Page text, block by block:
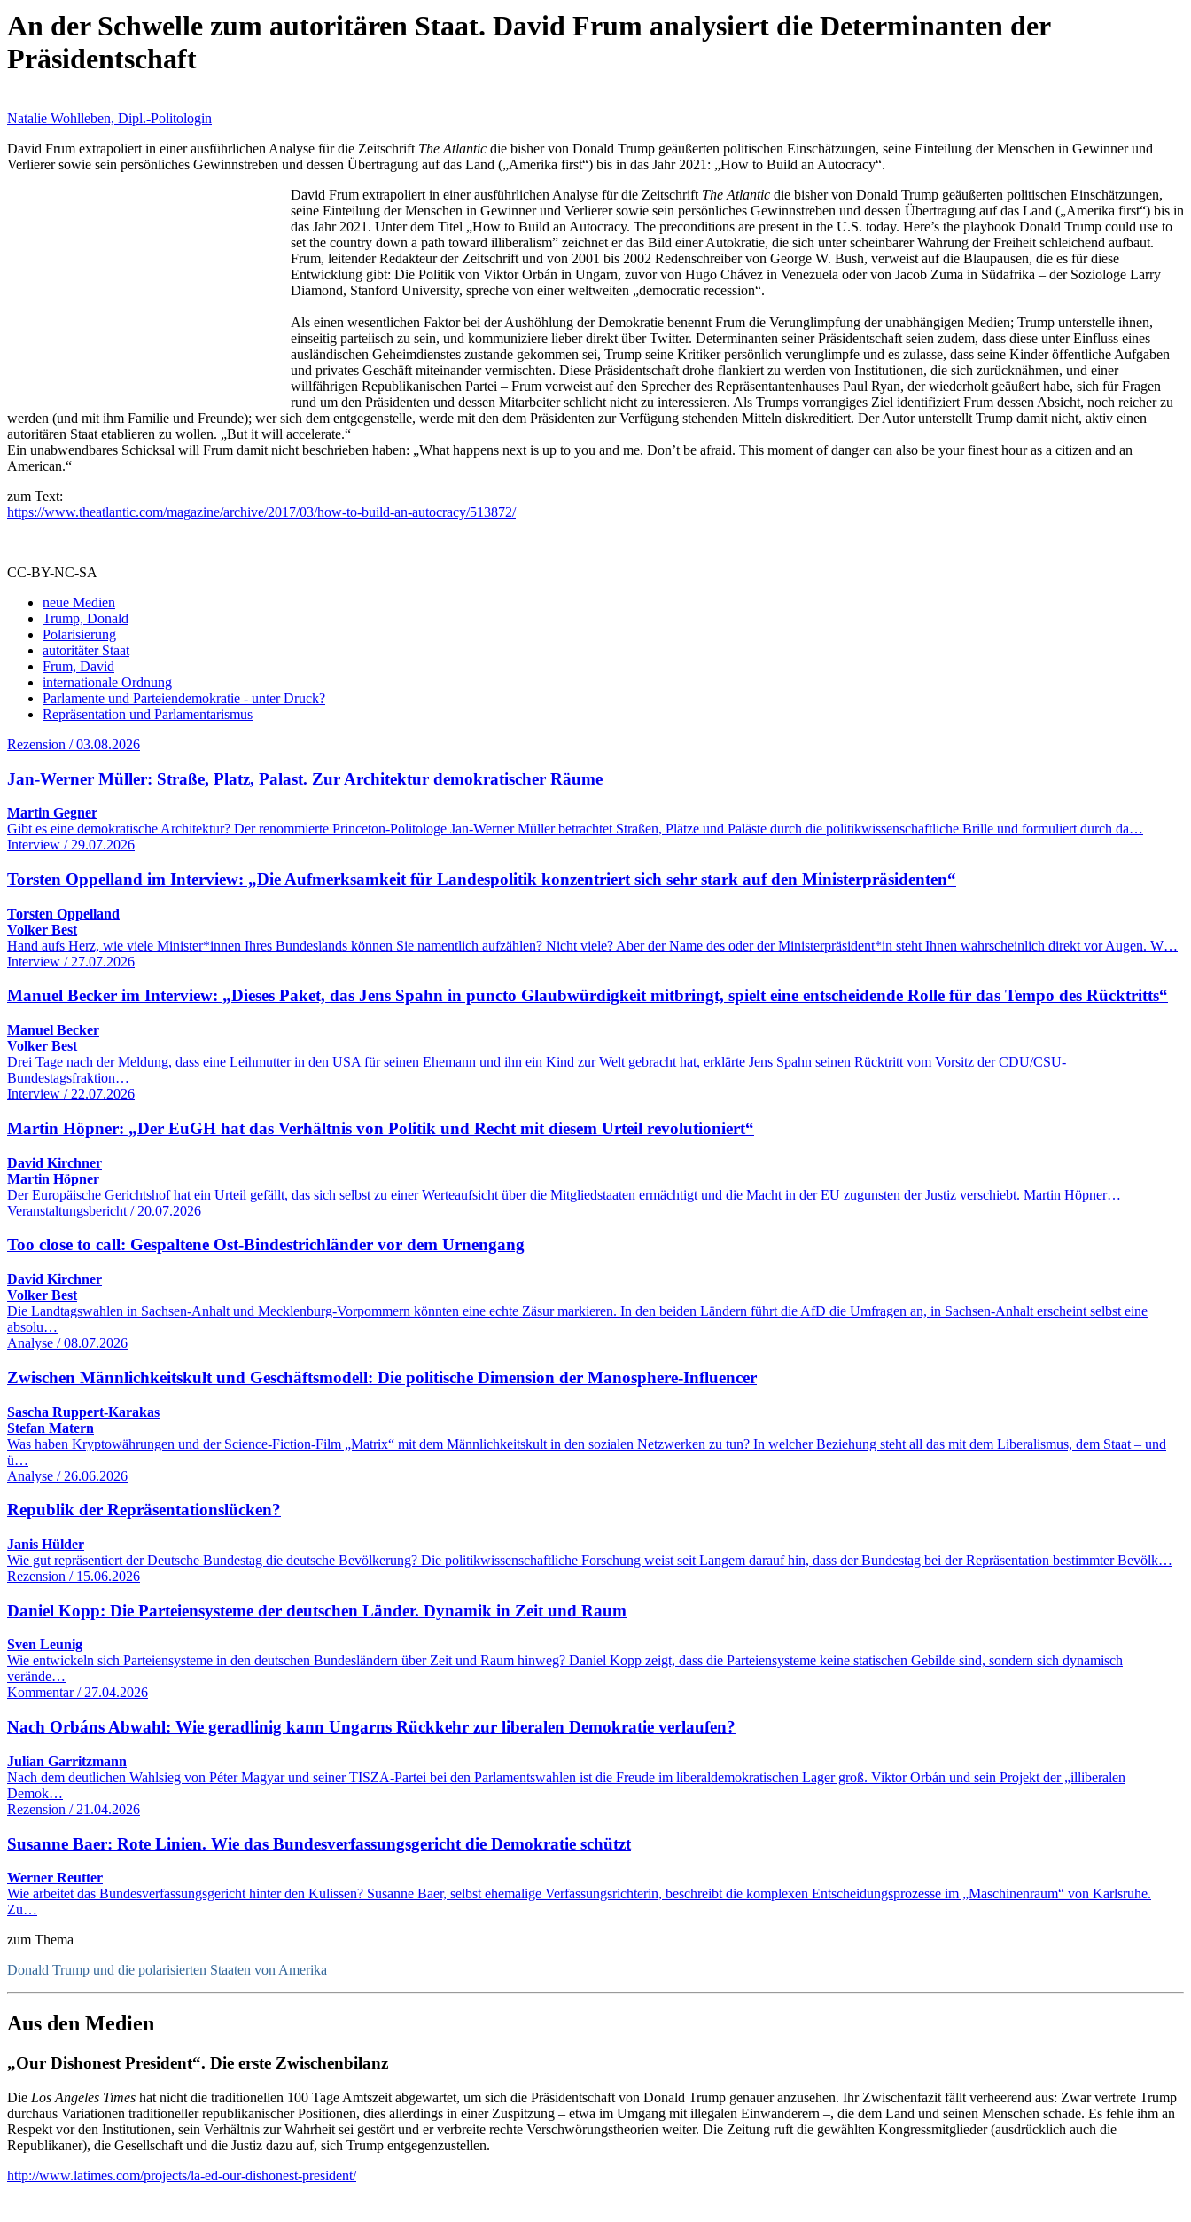
An der Schwelle zum autoritären Staat. David Frum analysiert die Determinanten der
Präsidentschaft
Natalie Wohlleben, Dipl.-Politologin
David Frum extrapoliert in einer ausführlichen Analyse für die Zeitschrift The Atlantic die bisher von Donald Trump geäußerten politischen Einschätzungen, seine Einteilung der Menschen in Gewinner und
Verlierer sowie sein persönliches Gewinnstreben und dessen Übertragung auf das Land („Amerika first“) bis in das Jahr 2021: „How to Build an Autocracy“.
David Frum extrapoliert in einer ausführlichen Analyse für die Zeitschrift The Atlantic die bisher von Donald Trump geäußerten politischen Einschätzungen,
seine Einteilung der Menschen in Gewinner und Verlierer sowie sein persönliches Gewinnstreben und dessen Übertragung auf das Land („Amerika first“) bis in
das Jahr 2021. Unter dem Titel „How to Build an Autocracy. The preconditions are present in the U.S. today. Here’s the playbook Donald Trump could use to
set the country down a path toward illiberalism” zeichnet er das Bild einer Autokratie, die sich unter scheinbarer Wahrung der Freiheit schleichend aufbaut.
Frum, leitender Redakteur der Zeitschrift und von 2001 bis 2002 Redenschreiber von George W. Bush, verweist auf die Blaupausen, die es für diese
Entwicklung gibt: Die Politik von Viktor Orbán in Ungarn, zuvor von Hugo Chávez in Venezuela oder von Jacob Zuma in Südafrika – der Soziologe Larry
Diamond, Stanford University, spreche von einer weltweiten „democratic recession“.
Als einen wesentlichen Faktor bei der Aushöhlung der Demokratie benennt Frum die Verunglimpfung der unabhängigen Medien; Trump unterstelle ihnen,
einseitig parteiisch zu sein, und kommuniziere lieber direkt über Twitter. Determinanten seiner Präsidentschaft seien zudem, dass diese unter Einfluss eines
ausländischen Geheimdienstes zustande gekommen sei, Trump seine Kritiker persönlich verunglimpfe und es zulasse, dass seine Kinder öffentliche Aufgaben
und privates Geschäft miteinander vermischten. Diese Präsidentschaft drohe flankiert zu werden von Institutionen, die sich zurücknähmen, und einer
willfährigen Republikanischen Partei – Frum verweist auf den Sprecher des Repräsentantenhauses Paul Ryan, der wiederholt geäußert habe, sich für Fragen
rund um den Präsidenten und dessen Mitarbeiter schlicht nicht zu interessieren. Als Trumps vorrangiges Ziel identifiziert Frum dessen Absicht, noch reicher zu
werden (und mit ihm Familie und Freunde); wer sich dem entgegenstelle, werde mit den dem Präsidenten zur Verfügung stehenden Mitteln diskreditiert. Der Autor unterstellt Trump damit nicht, aktiv einen
autoritären Staat etablieren zu wollen. „But it will accelerate.“
Ein unabwendbares Schicksal will Frum damit nicht beschrieben haben: „What happens next is up to you and me. Don’t be afraid. This moment of danger can also be your finest hour as a citizen and an
American.“
zum Text:
https://www.theatlantic.com/magazine/archive/2017/03/how-to-build-an-autocracy/513872/
CC-BY-NC-SA
neue Medien
Trump, Donald
Polarisierung
autoritäter Staat
Frum, David
internationale Ordnung
Parlamente und Parteiendemokratie - unter Druck?
Repräsentation und Parlamentarismus
Rezension / 03.08.2026
Jan-Werner Müller: Straße, Platz, Palast. Zur Architektur demokratischer Räume
Martin Gegner
Gibt es eine demokratische Architektur? Der renommierte Princeton-Politologe Jan-Werner Müller betrachtet Straßen, Plätze und Paläste durch die politikwissenschaftliche Brille und formuliert durch da…
Interview / 29.07.2026
Torsten Oppelland im Interview: „Die Aufmerksamkeit für Landespolitik konzentriert sich sehr stark auf den Ministerpräsidenten“
Torsten Oppelland
Volker Best
Hand aufs Herz, wie viele Minister*innen Ihres Bundeslands können Sie namentlich aufzählen? Nicht viele? Aber der Name des oder der Ministerpräsident*in steht Ihnen wahrscheinlich direkt vor Augen. W…
Interview / 27.07.2026
Manuel Becker im Interview: „Dieses Paket, das Jens Spahn in puncto Glaubwürdigkeit mitbringt, spielt eine entscheidende Rolle für das Tempo des Rücktritts“
Manuel Becker
Volker Best
Drei Tage nach der Meldung, dass eine Leihmutter in den USA für seinen Ehemann und ihn ein Kind zur Welt gebracht hat, erklärte Jens Spahn seinen Rücktritt vom Vorsitz der CDU/CSU-
Bundestagsfraktion…
Interview / 22.07.2026
Martin Höpner: „Der EuGH hat das Verhältnis von Politik und Recht mit diesem Urteil revolutioniert“
David Kirchner
Martin Höpner
Der Europäische Gerichtshof hat ein Urteil gefällt, das sich selbst zu einer Werteaufsicht über die Mitgliedstaaten ermächtigt und die Macht in der EU zugunsten der Justiz verschiebt. Martin Höpner…
Veranstaltungsbericht / 20.07.2026
Too close to call: Gespaltene Ost-Bindestrichländer vor dem Urnengang
David Kirchner
Volker Best
Die Landtagswahlen in Sachsen-Anhalt und Mecklenburg-Vorpommern könnten eine echte Zäsur markieren. In den beiden Ländern führt die AfD die Umfragen an, in Sachsen-Anhalt erscheint selbst eine
absolu…
Analyse / 08.07.2026
Zwischen Männlichkeitskult und Geschäftsmodell: Die politische Dimension der Manosphere-Influencer
Sascha Ruppert-Karakas
Stefan Matern
Was haben Kryptowährungen und der Science-Fiction-Film „Matrix“ mit dem Männlichkeitskult in den sozialen Netzwerken zu tun? In welcher Beziehung steht all das mit dem Liberalismus, dem Staat – und
ü…
Analyse / 26.06.2026
Republik der Repräsentationslücken?
Janis Hülder
Wie gut repräsentiert der Deutsche Bundestag die deutsche Bevölkerung? Die politikwissenschaftliche Forschung weist seit Langem darauf hin, dass der Bundestag bei der Repräsentation bestimmter Bevölk…
Rezension / 15.06.2026
Daniel Kopp: Die Parteiensysteme der deutschen Länder. Dynamik in Zeit und Raum
Sven Leunig
Wie entwickeln sich Parteiensysteme in den deutschen Bundesländern über Zeit und Raum hinweg? Daniel Kopp zeigt, dass die Parteiensysteme keine statischen Gebilde sind, sondern sich dynamisch
verände…
Kommentar / 27.04.2026
Nach Orbáns Abwahl: Wie geradlinig kann Ungarns Rückkehr zur liberalen Demokratie verlaufen?
Julian Garritzmann
Nach dem deutlichen Wahlsieg von Péter Magyar und seiner TISZA-Partei bei den Parlamentswahlen ist die Freude im liberaldemokratischen Lager groß. Viktor Orbán und sein Projekt der „illiberalen
Demok…
Rezension / 21.04.2026
Susanne Baer: Rote Linien. Wie das Bundesverfassungsgericht die Demokratie schützt
Werner Reutter
Wie arbeitet das Bundesverfassungsgericht hinter den Kulissen? Susanne Baer, selbst ehemalige Verfassungsrichterin, beschreibt die komplexen Entscheidungsprozesse im „Maschinenraum“ von Karlsruhe.
Zu…
zum Thema
Donald Trump und die polarisierten Staaten von Amerika
Aus den Medien
„Our Dishonest President“. Die erste Zwischenbilanz
Die Los Angeles Times hat nicht die traditionellen 100 Tage Amtszeit abgewartet, um sich die Präsidentschaft von Donald Trump genauer anzusehen. Ihr Zwischenfazit fällt verheerend aus: Zwar vertrete Trump
durchaus Variationen traditioneller republikanischer Positionen, dies allerdings in einer Zuspitzung – etwa im Umgang mit illegalen Einwanderern –, die dem Land und seinen Menschen schade. Es fehle ihm an
Respekt vor den Institutionen, sein Verhältnis zur Wahrheit sei gestört und er verbreite rechte Verschwörungstheorien weiter. Die Zeitung ruft die gewählten Kongressmitglieder (ausdrücklich auch die
Republikaner), die Gesellschaft und die Justiz dazu auf, sich Trump entgegenzustellen.
http://www.latimes.com/projects/la-ed-our-dishonest-president/